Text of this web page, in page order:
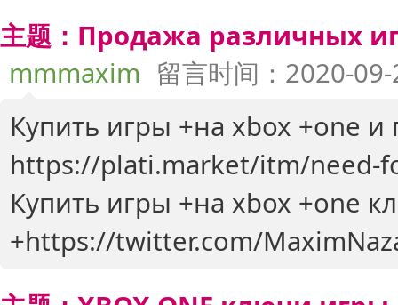
主题：Продажа различных
mmmaxim 留言时间：2020-
Купить игры +на xbox +one
https://plati.market/itm/need-
Купить игры +на xbox +one
+https://twitter.com/